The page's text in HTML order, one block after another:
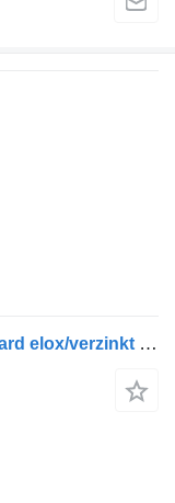
Schmitz Cargobull 4 x Lafette Standard elox/verzinkt TÜV NEU! 4 x Lafette Standard